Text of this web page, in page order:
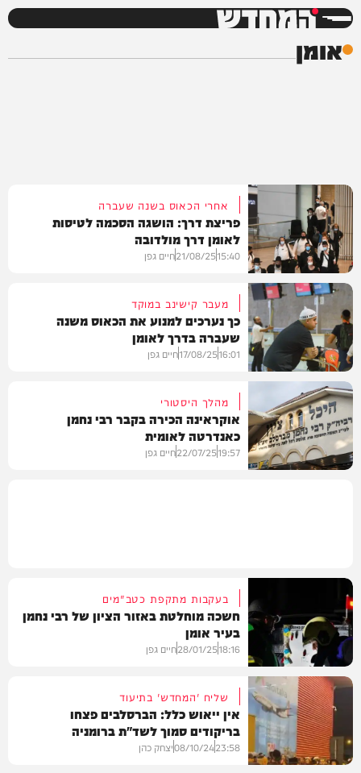
המחדש
אומן
חדשות
אחרי הכאוס בשנה שעברה
פריצת דרך: הושגה הסכמה לטיסות
לאומן דרך מולדובה
15:40
21/08/25חיים גפן
חדשות
מעבר קישינב במוקד
כך נערכים למנוע את הכאוס משנה
שעברה בדרך לאומן
16:01
17/08/25חיים גפן
מהלך היסטורי
אוקראינה הכירה בקבר רבי נחמן
כאנדרטה לאומית
19:57
22/07/25חיים גפן
בחצרות הקודש
בעקבות מתקפת כטב"מים
חשכה מוחלטת באזור הציון של רבי נחמן
בעיר אומן
18:16
28/01/25חיים גפן
שליח 'המחדש' בתיעוד
אין ייאוש כלל: הברסלבים פצחו
בריקודים סמוך לשד"ת ברומניה
23:58
08/10/24יצחק כהן